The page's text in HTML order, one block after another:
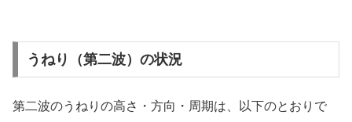
うねり（第二波）の状況
第二波のうねりの高さ・方向・周期は、以下のとおりで